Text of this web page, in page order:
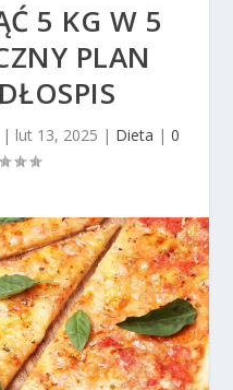
5 KG W 5
PLAN
| lut 13, 2025 | Dieta | 0